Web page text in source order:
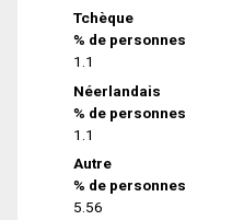
Tchèque
% de personnes
1.1
Néerlandais
% de personnes
1.1
Autre
% de personnes
5.56